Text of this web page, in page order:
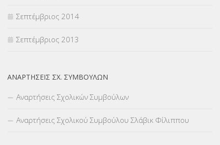
Σεπτέμβριος 2014
Σεπτέμβριος 2013
ΑΝΑΡΤΉΣΕΙΣ ΣΧ. ΣΥΜΒΟΎΛΩΝ
Αναρτήσεις Σχολικών Συμβούλων
Αναρτήσεις Σχολικού Συμβούλου Σλάβικ Φίλιππου